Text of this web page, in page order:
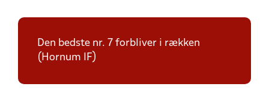
Den bedste nr. 7 forbliver i rækken
(Hornum IF)